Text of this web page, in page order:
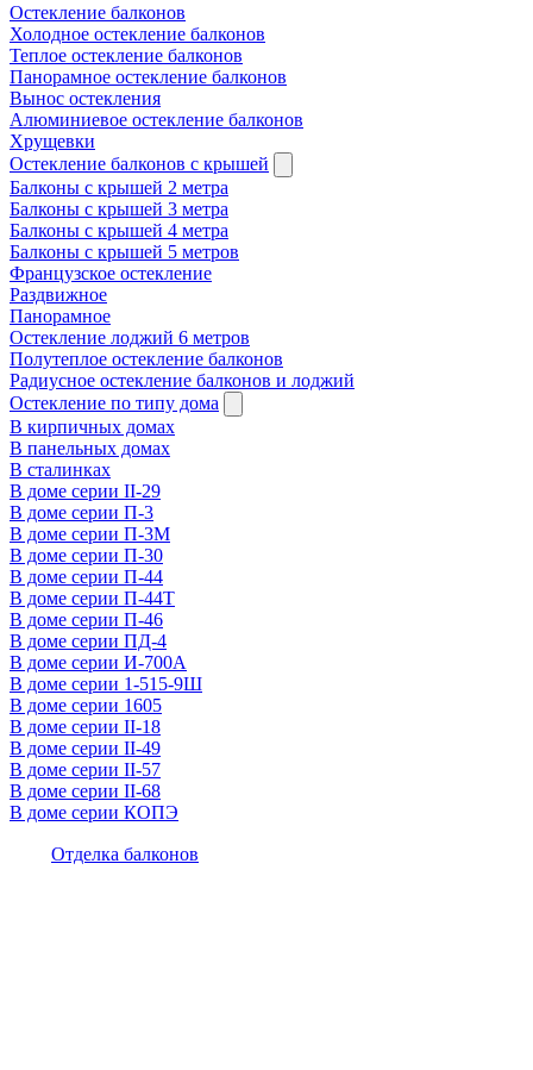
Остекление балконов
Холодное остекление балконов
Теплое остекление балконов
Панорамное остекление балконов
Вынос остекления
Алюминиевое остекление балконов
Хрущевки
Остекление балконов с крышей
Балконы с крышей 2 метра
Балконы с крышей 3 метра
Балконы с крышей 4 метра
Балконы с крышей 5 метров
Французское остекление
Раздвижное
Панорамное
Остекление лоджий 6 метров
Полутеплое остекление балконов
Радиусное остекление балконов и лоджий
Остекление по типу дома
В кирпичных домах
В панельных домах
В сталинках
В доме серии II-29
В доме серии П-3
В доме серии П-3М
В доме серии П-30
В доме серии П-44
В доме серии П-44Т
В доме серии П-46
В доме серии ПД-4
В доме серии И-700А
В доме серии 1-515-9Ш
В доме серии 1605
В доме серии II-18
В доме серии II-49
В доме серии II-57
В доме серии II-68
В доме серии КОПЭ
Отделка балконов